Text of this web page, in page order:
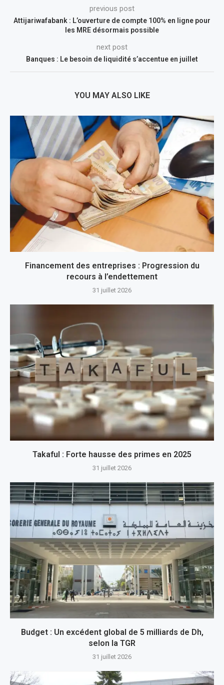
previous post
Attijariwafabank : L’ouverture de compte 100% en ligne pour
les MRE désormais possible
next post
Banques : Le besoin de liquidité s’accentue en juillet
YOU MAY ALSO LIKE
Financement des entreprises : Progression du
recours à l’endettement
31 juillet 2026
Takaful : Forte hausse des primes en 2025
31 juillet 2026
Budget : Un excédent global de 5 milliards de Dh,
selon la TGR
31 juillet 2026